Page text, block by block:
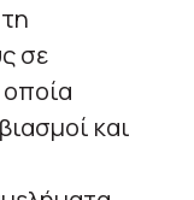
σε
και